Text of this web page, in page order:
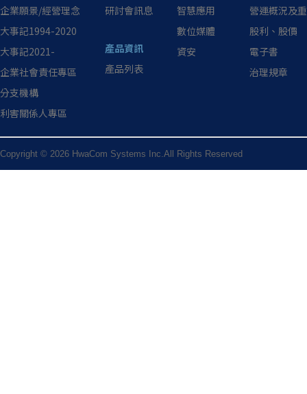
企業願景/經營理念
大事記1994-2020
大事記2021-
企業社會責任專區
分支機構
利害關係人專區
研討會訊息
產品資訊
產品列表
智慧應用
數位媒體
資安
營運概況及
股利、股價
電子書
治理規章
Copyright © 2026 HwaCom Systems Inc.All Rights Reserved